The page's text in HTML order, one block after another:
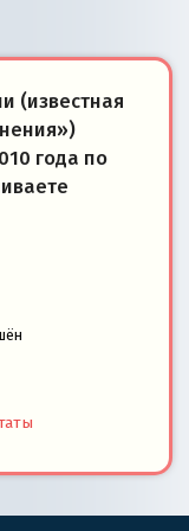
(известная
года по